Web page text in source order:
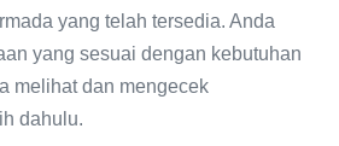
yang telah tersedia. Anda
yang sesuai dengan kebutuhan
melihat dan mengecek
dahulu.